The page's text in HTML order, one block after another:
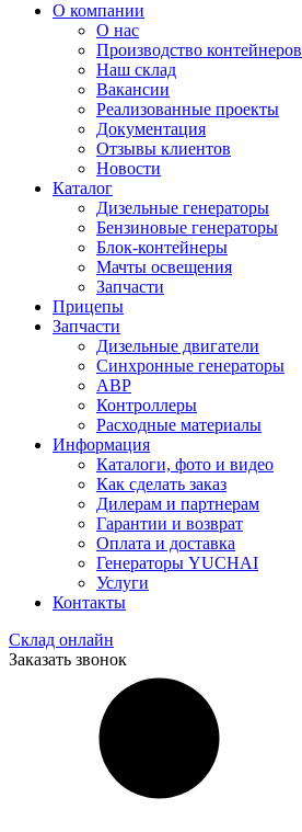
О компании
О нас
Производство контейнеров
Наш склад
Вакансии
Реализованные проекты
Документация
Отзывы клиентов
Новости
Каталог
Дизельные генераторы
Бензиновые генераторы
Блок-контейнеры
Мачты освещения
Запчасти
Прицепы
Запчасти
Дизельные двигатели
Синхронные генераторы
АВР
Контроллеры
Расходные материалы
Информация
Каталоги, фото и видео
Как сделать заказ
Дилерам и партнерам
Гарантии и возврат
Оплата и доставка
Генераторы YUCHAI
Услуги
Контакты
Склад онлайн
Заказать звонок